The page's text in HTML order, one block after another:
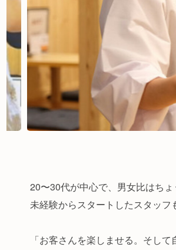
20〜30代が中心で、男女比はち
未経験からスタートしたスタッフ
「お客さんを楽しませる。そし